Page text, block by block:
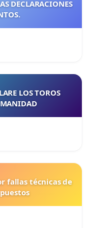
DECLARACIONES
LOS TOROS
fallas técnicas de